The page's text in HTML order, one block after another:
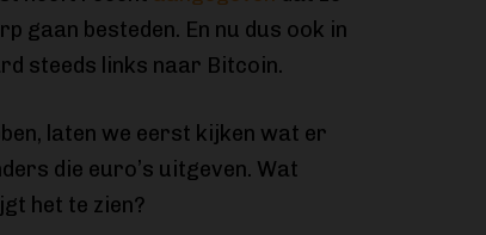
gaan besteden. En nu dus ook in
steeds links naar Bitcoin.
laten we eerst kijken wat er
die euro’s uitgeven. Wat
het te zien?